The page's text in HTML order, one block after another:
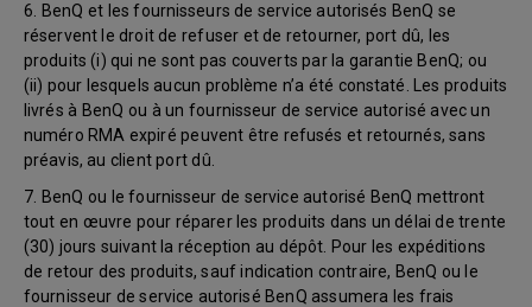
6. BenQ et les fournisseurs de service autorisés BenQ se
réservent le droit de refuser et de retourner, port dû, les
produits (i) qui ne sont pas couverts par la garantie BenQ; ou
(ii) pour lesquels aucun problème n’a été constaté. Les produits
livrés à BenQ ou à un fournisseur de service autorisé avec un
numéro RMA expiré peuvent être refusés et retournés, sans
préavis, au client port dû.
7. BenQ ou le fournisseur de service autorisé BenQ mettront
tout en œuvre pour réparer les produits dans un délai de trente
(30) jours suivant la réception au dépôt. Pour les expéditions
de retour des produits, sauf indication contraire, BenQ ou le
fournisseur de service autorisé BenQ assumera les frais